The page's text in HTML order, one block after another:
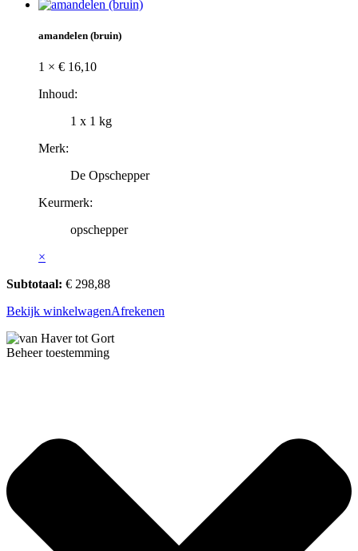
amandelen (bruin)
1 × € 16,10
Inhoud:
1 x 1 kg
Merk:
De Opschepper
Keurmerk:
opschepper
×
Subtotaal: € 298,88
Bekijk winkelwagenAfrekenen
Beheer toestemming